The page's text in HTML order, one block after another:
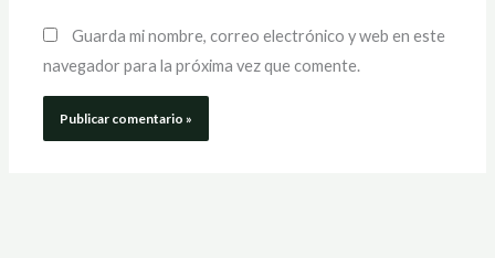
Guarda mi nombre, correo electrónico y web en este
navegador para la próxima vez que comente.